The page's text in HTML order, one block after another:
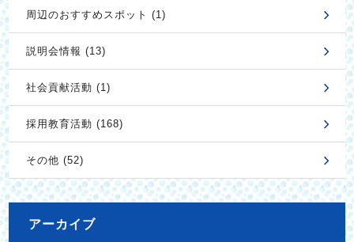
周辺のおすすめスポット (1)
説明会情報 (13)
社会貢献活動 (1)
採用教育活動 (168)
その他 (52)
アーカイブ